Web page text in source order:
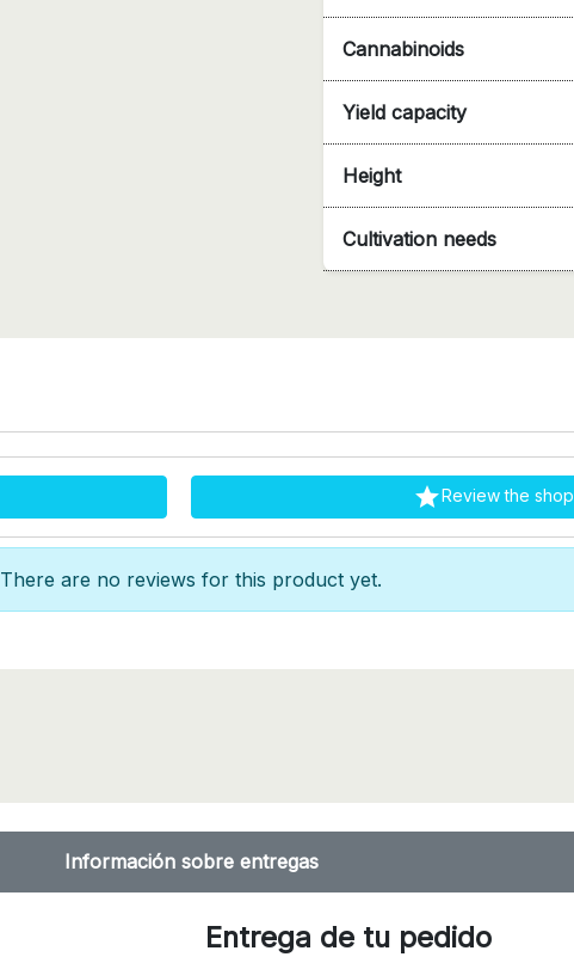
Cannabinoids
Yield capacity
Height
Cultivation needs
Review the shop
There are no reviews for this product yet.
Información sobre entregas
Entrega de tu pedido